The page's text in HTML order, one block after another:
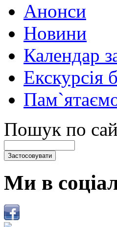
Анонси
Новини
Календар
Екскурсія
Пошук по
Ми в